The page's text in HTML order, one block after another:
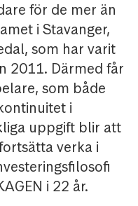
för de mer än
i Stavanger,
som har varit
2011. Därmed får
som både
i
uppgift blir att
verka i
i 22 år.